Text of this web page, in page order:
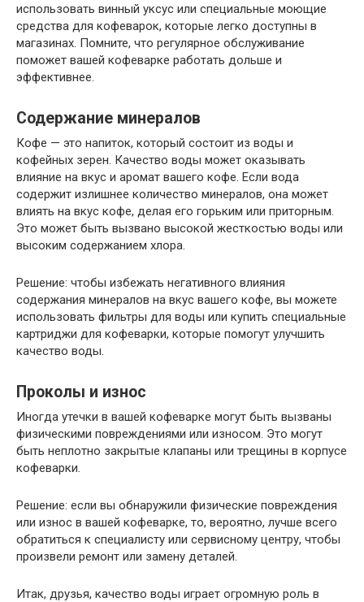
использовать винный уксус или специальные моющие
средства для кофеварок, которые легко доступны в
магазинах. Помните, что регулярное обслуживание
поможет вашей кофеварке работать дольше и
эффективнее.
Содержание минералов
Кофе — это напиток, который состоит из воды и
кофейных зерен. Качество воды может оказывать
влияние на вкус и аромат вашего кофе. Если вода
содержит излишнее количество минералов, она может
влиять на вкус кофе, делая его горьким или приторным.
Это может быть вызвано высокой жесткостью воды или
высоким содержанием хлора.
Решение: чтобы избежать негативного влияния
содержания минералов на вкус вашего кофе, вы можете
использовать фильтры для воды или купить специальные
картриджи для кофеварки, которые помогут улучшить
качество воды.
Проколы и износ
Иногда утечки в вашей кофеварке могут быть вызваны
физическими повреждениями или износом. Это могут
быть неплотно закрытые клапаны или трещины в корпусе
кофеварки.
Решение: если вы обнаружили физические повреждения
или износ в вашей кофеварке, то, вероятно, лучше всего
обратиться к специалисту или сервисному центру, чтобы
произвели ремонт или замену деталей.
Итак, друзья, качество воды играет огромную роль в